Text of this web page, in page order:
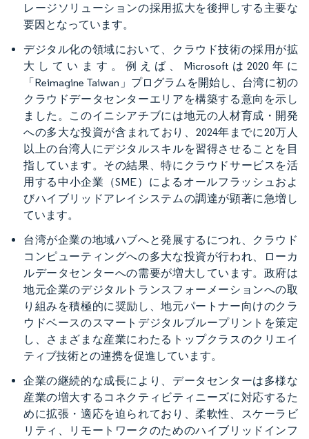
レージソリューションの採用拡大を後押しする主要な
要因となっています。
デジタル化の領域において、クラウド技術の採用が拡
大しています。例えば、Microsoftは2020年に
「Reimagine Taiwan」プログラムを開始し、台湾に初の
クラウドデータセンターエリアを構築する意向を示し
ました。このイニシアチブには地元の人材育成・開発
への多大な投資が含まれており、2024年までに20万人
以上の台湾人にデジタルスキルを習得させることを目
指しています。その結果、特にクラウドサービスを活
用する中小企業（SME）によるオールフラッシュおよ
びハイブリッドアレイシステムの調達が顕著に急増し
ています。
台湾が企業の地域ハブへと発展するにつれ、クラウド
コンピューティングへの多大な投資が行われ、ローカ
ルデータセンターへの需要が増大しています。政府は
地元企業のデジタルトランスフォーメーションへの取
り組みを積極的に奨励し、地元パートナー向けのクラ
ウドベースのスマートデジタルブループリントを策定
し、さまざまな産業にわたるトップクラスのクリエイ
ティブ技術との連携を促進しています。
企業の継続的な成長により、データセンターは多様な
産業の増大するコネクティビティニーズに対応するた
めに拡張・適応を迫られており、柔軟性、スケーラビ
リティ、リモートワークのためのハイブリッドインフ